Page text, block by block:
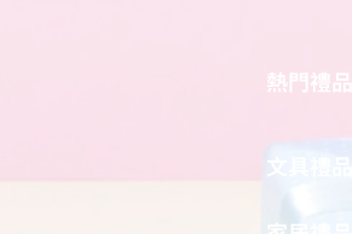
熱門禮品
​文具禮品